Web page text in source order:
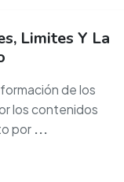
Limites Y La
de los
los contenidos
por ...